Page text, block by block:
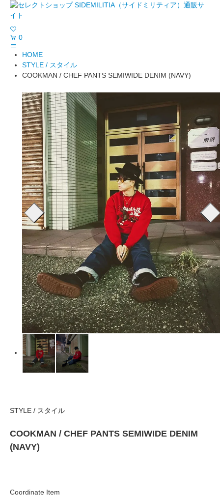
0
HOME
STYLE / スタイル
COOKMAN / CHEF PANTS SEMIWIDE DENIM (NAVY)
STYLE / スタイル
COOKMAN / CHEF PANTS SEMIWIDE DENIM
(NAVY)
Coordinate Item